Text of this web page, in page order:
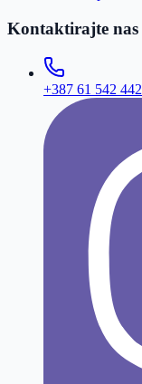
Kontaktirajte nas
+387 61 542 442